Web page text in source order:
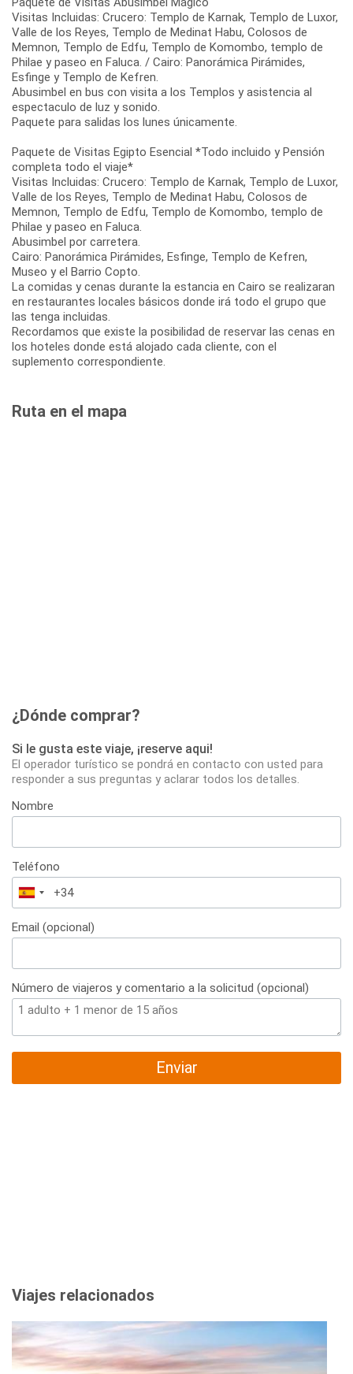
Visitas Incluidas: Crucero: Templo de Karnak, Templo de Luxor,
Valle de los Reyes, Templo de Medinat Habu, Colosos de
Memnon, Templo de Edfu, Templo de Komombo, templo de
Philae y paseo en Faluca. / Cairo: Panorámica Pirámides,
Esfinge y Templo de Kefren.
Abusimbel en bus con visita a los Templos y asistencia al
espectaculo de luz y sonido.
Paquete para salidas los lunes únicamente.
Paquete de Visitas Egipto Esencial *Todo incluido y Pensión
completa todo el viaje*
Visitas Incluidas: Crucero: Templo de Karnak, Templo de Luxor,
Valle de los Reyes, Templo de Medinat Habu, Colosos de
Memnon, Templo de Edfu, Templo de Komombo, templo de
Philae y paseo en Faluca.
Abusimbel por carretera.
Cairo: Panorámica Pirámides, Esfinge, Templo de Kefren,
Museo y el Barrio Copto.
La comidas y cenas durante la estancia en Cairo se realizaran
en restaurantes locales básicos donde irá todo el grupo que
las tenga incluidas.
Recordamos que existe la posibilidad de reservar las cenas en
los hoteles donde está alojado cada cliente, con el
suplemento correspondiente.
Ruta en el mapa
¿Dónde comprar?
Si le gusta este viaje, ¡reserve aqui!
El operador turístico se pondrá en contacto con usted para
responder a sus preguntas y aclarar todos los detalles.
Nombre
Teléfono
España
+34
Email (opcional)
Número de viajeros y comentario a la solicitud (opcional)
Enviar
Viajes relacionados